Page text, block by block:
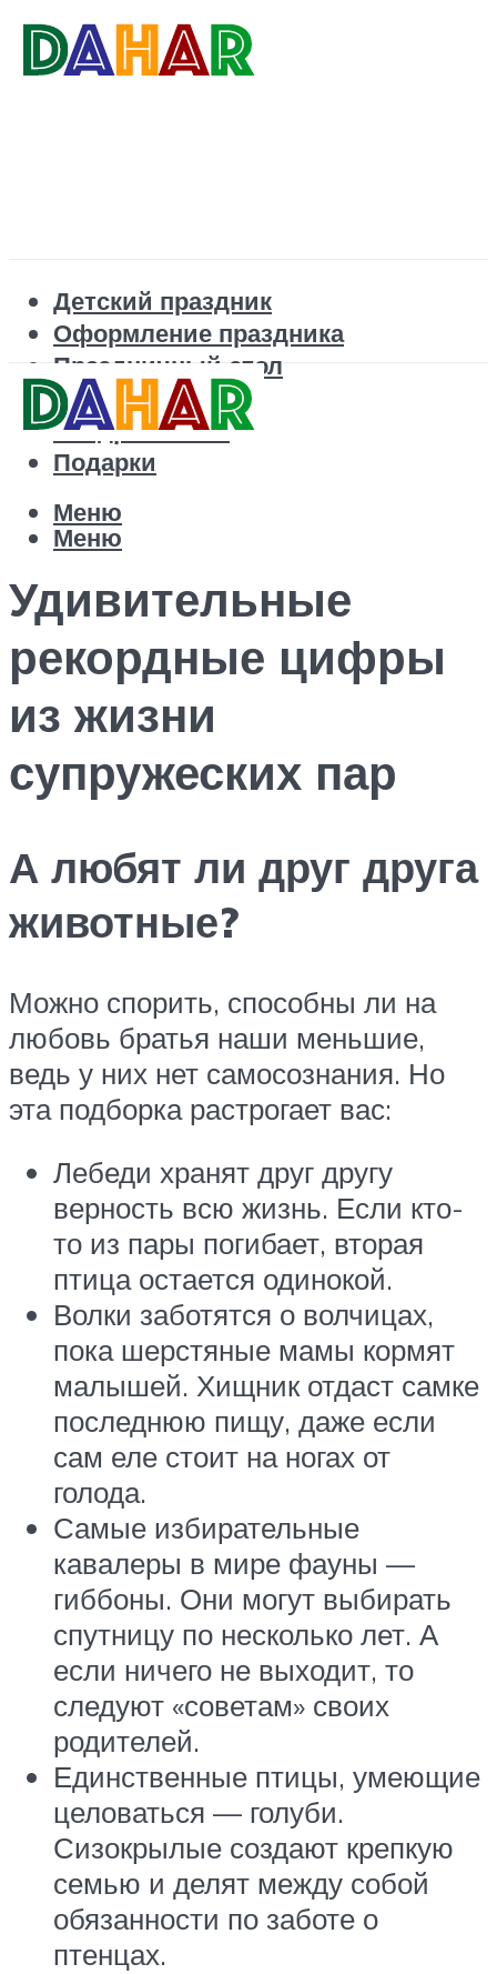
Детский праздник
Оформление праздника
Праздничный стол
Корпоратив
Поздравления
Подарки
Меню
Меню
Удивительные
рекордные цифры
из жизни
супружеских пар
А любят ли друг друга
животные?
Можно спорить, способны ли на
любовь братья наши меньшие,
ведь у них нет самосознания. Но
эта подборка растрогает вас:
Лебеди хранят друг другу
верность всю жизнь. Если кто-
то из пары погибает, вторая
птица остается одинокой.
Волки заботятся о волчицах,
пока шерстяные мамы кормят
малышей. Хищник отдаст самке
последнюю пищу, даже если
сам еле стоит на ногах от
голода.
Самые избирательные
кавалеры в мире фауны —
гиббоны. Они могут выбирать
спутницу по несколько лет. А
если ничего не выходит, то
следуют «советам» своих
родителей.
Единственные птицы, умеющие
целоваться — голуби.
Сизокрылые создают крепкую
семью и делят между собой
обязанности по заботе о
птенцах.